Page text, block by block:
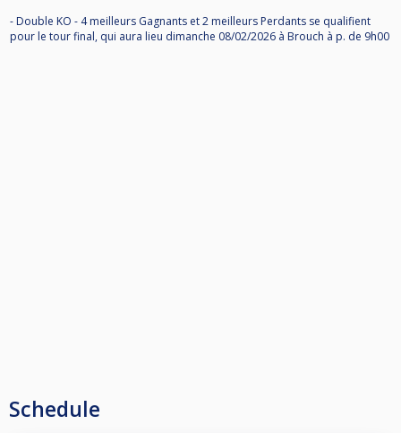
- Double KO - 4 meilleurs Gagnants et 2 meilleurs Perdants se qualifient
pour le tour final, qui aura lieu dimanche 08/02/2026 à Brouch à p. de 9h00
Schedule